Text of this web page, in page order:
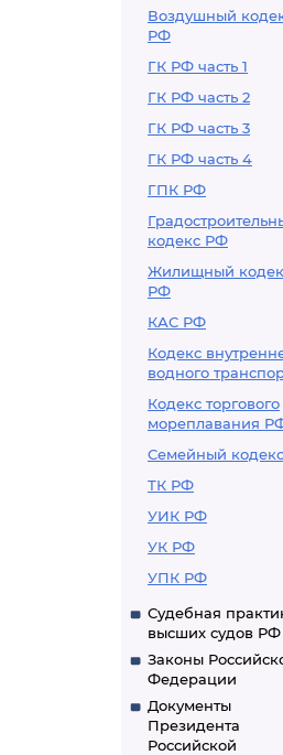
Воздушный
РФ
ГК РФ часть 1
ГК РФ часть 2
ГК РФ часть 3
ГК РФ часть 4
ГПК РФ
кодекс РФ
Жилищный
РФ
КАС РФ
Кодекс
водного
Кодекс торгового
мореплавания
Семейный кодекс
ТК РФ
УИК РФ
УК РФ
УПК РФ
Судебная
высших судов РФ
Законы
Федерации
Документы
Президента
Российской